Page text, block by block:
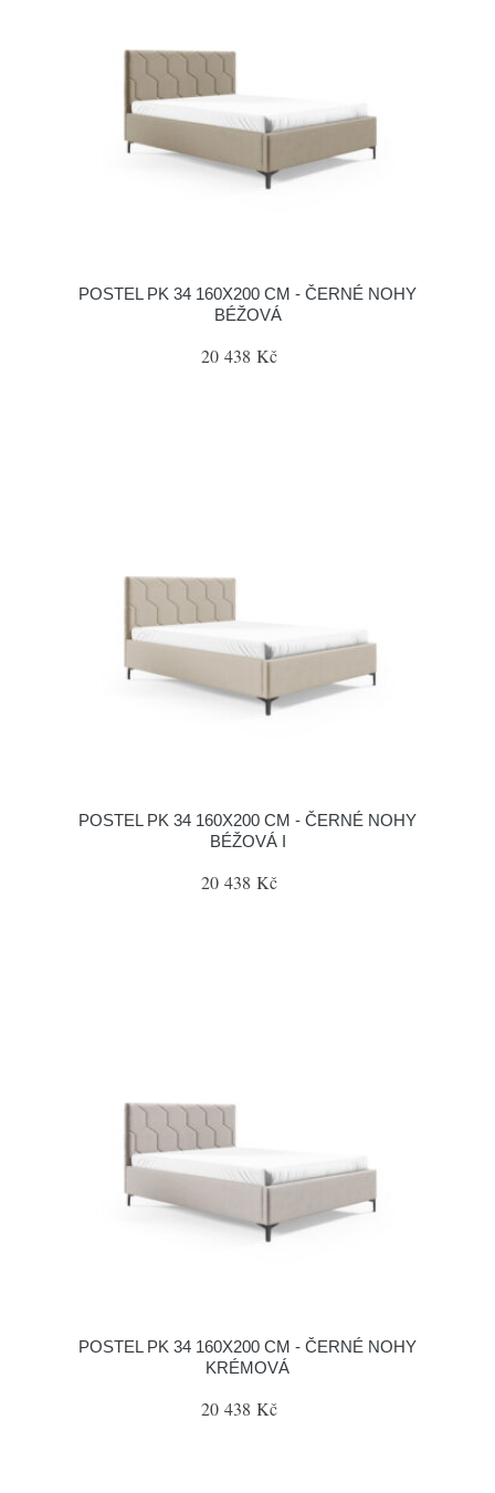
POSTEL PK 34 160X200 CM - ČERNÉ NOHY
BÉŽOVÁ
20 438 Kč
POSTEL PK 34 160X200 CM - ČERNÉ NOHY
BÉŽOVÁ I
20 438 Kč
POSTEL PK 34 160X200 CM - ČERNÉ NOHY
KRÉMOVÁ
20 438 Kč